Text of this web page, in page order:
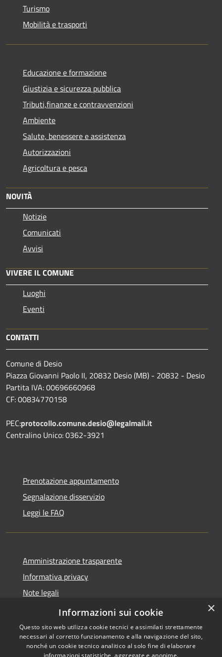
Turismo
Mobilità e trasporti
Educazione e formazione
Giustizia e sicurezza pubblica
Tributi,finanze e contravvenzioni
Ambiente
Salute, benessere e assistenza
Autorizzazioni
Agricoltura e pesca
NOVITÀ
Notizie
Comunicati
Avvisi
VIVERE IL COMUNE
Luoghi
Eventi
CONTATTI
Comune di Desio
Piazza Giovanni Paolo II, 20832 Desio (MB) - 20832 - Desio
Partita IVA: 00696660968
CF: 00834770158
PEC:protocollo.comune.desio@legalmail.it
Centralino Unico: 0362-3921
Prenotazione appuntamento
Segnalazione disservizio
Leggi le FAQ
Amministrazione trasparente
Informativa privacy
Note legali
Dichiarazione di accessibilità
×
Informazioni sui cookie
Questo sito web utilizza cookie tecnici e assimilati strettamente
necessari al corretto funzionamento e alla navigazione del sito,
nonché un cookie tecnico analitico al solo fine di elaborare
informazioni statistiche, aggregate e anonime.